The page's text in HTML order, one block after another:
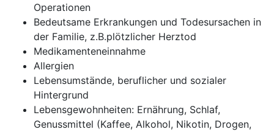
Operationen
Bedeutsame Erkrankungen und Todesursachen in
der Familie, z.B.plötzlicher Herztod
Medikamenteneinnahme
Allergien
Lebensumstände, beruflicher und sozialer
Hintergrund
Lebensgewohnheiten: Ernährung, Schlaf,
Genussmittel (Kaffee, Alkohol, Nikotin, Drogen,